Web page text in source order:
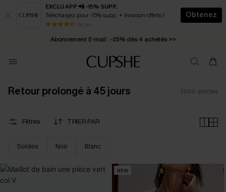
EXCLU APP 📲 -15% SUPP.
Téléchargez pour -15% supp. + livraison offerts !
50 k+
Obtenez
* Livraison éclair 2-3 jours ouvrés >>
Abonnement E-mail : -25% dès 4 achetés >>
Retour prolongé à 45 jours 3000 articles
Filtres TRIER PAR
Soldes Noir Blanc
NEW